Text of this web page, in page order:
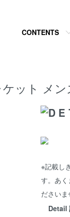
CONTENTS
ット メ
※記載し
す。あく
ださいま
Detail